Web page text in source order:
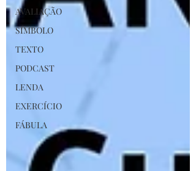
AVALIAÇÃO
SÍMBOLO
TEXTO
PODCAST
LENDA
EXERCÍCIO
FÁBULA